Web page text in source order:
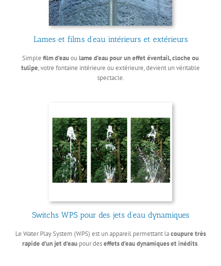
Lames et films d’eau intérieurs et extérieurs
Simple film d’eauou lame d’eau pour un effet éventail, cloche ou
tulipe, votre fontaine intérieure ou extérieure, devient un véritable
spectacle.
Switchs WPS pour des jets d’eau dynamiques
Le Water Play System (WPS) est un appareil permettant lacoupure très
rapide d’un jet d’eau pour deseffets d’eau dynamiques et inédits.